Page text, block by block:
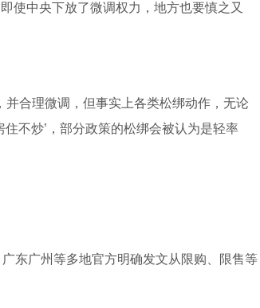
使中央下放了微调权力，地方也要慎之又
合理微调，但事实上各类松绑动作，无论
不炒’，部分政策的松绑会被认为是轻率
东广州等多地官方明确发文从限购、限售等